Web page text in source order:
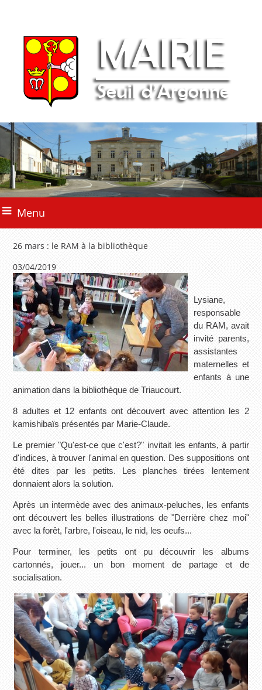
Menu
26 mars : le RAM à la bibliothèque
03/04/2019
Lysiane,
responsable
du RAM, avait
invité parents,
assistantes
maternelles et
enfants à une
animation dans la bibliothèque de Triaucourt.
8 adultes et 12 enfants ont découvert avec attention les 2
kamishibaïs présentés par Marie-Claude.
Le premier "Qu'est-ce que c'est?" invitait les enfants, à partir
d'indices, à trouver l'animal en question. Des suppositions ont
été dites par les petits. Les planches tirées lentement
donnaient alors la solution.
Après un intermède avec des animaux-peluches, les enfants
ont découvert les belles illustrations de "Derrière chez moi"
avec la forêt, l'arbre, l'oiseau, le nid, les oeufs...
Pour terminer, les petits ont pu découvrir les albums
cartonnés, jouer... un bon moment de partage et de
socialisation.